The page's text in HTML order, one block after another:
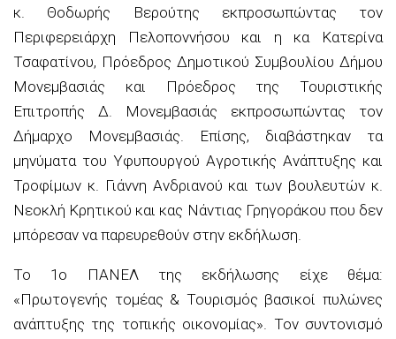
κ. Θοδωρής Βερούτης εκπροσωπώντας τον
Περιφερειάρχη Πελοποννήσου και η κα Κατερίνα
Τσαφατίνου, Πρόεδρος Δημοτικού Συμβουλίου Δήμου
Μονεμβασιάς και Πρόεδρος της Τουριστικής
Επιτροπής Δ. Μονεμβασιάς εκπροσωπώντας τον
Δήμαρχο Μονεμβασιάς. Επίσης, διαβάστηκαν τα
μηνύματα του Υφυπουργού Αγροτικής Ανάπτυξης και
Τροφίμων κ. Γιάννη Ανδριανού και των βουλευτών κ.
Νεοκλή Κρητικού και κας Νάντιας Γρηγοράκου που δεν
μπόρεσαν να παρευρεθούν στην εκδήλωση.
Το 1ο ΠΑΝΕΛ της εκδήλωσης είχε θέμα:
«Πρωτογενής τομέας & Τουρισμός βασικοί πυλώνες
ανάπτυξης της τοπικής οικονομίας». Τον συντονισμό